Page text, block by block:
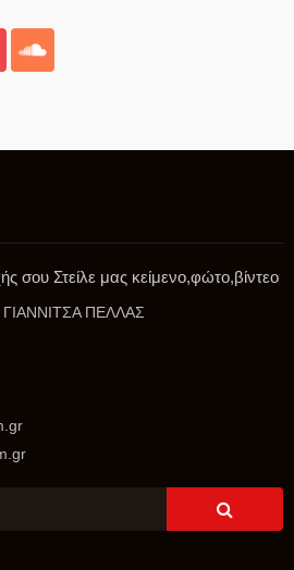
Κατερίνας Ιγνατιάδου με
σου Στείλε μας κείμενο,φώτο,βίντεο
ΠΕΛΛΑΣ